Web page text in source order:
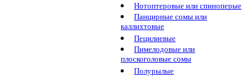
Нотоптеровые или спиноперые
Панцирные сомы или
каллихтовые
Пецилиевые
Пимелодовые или
плоскоголовые сомы
Полурылые